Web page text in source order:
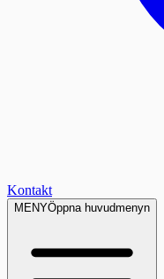
Kontakt
MENYÖppna huvudmenyn